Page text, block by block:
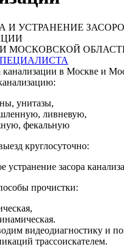
И УСТРАНЕНИЕ
МОСКОВСКОЙ
унитазы,
ливневую,
фекальную
круглосуточно:
устранение засора
прочистки:
видеодиагностику и
трассоискателем.